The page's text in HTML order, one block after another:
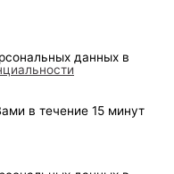
данных в
в течение 15 минут